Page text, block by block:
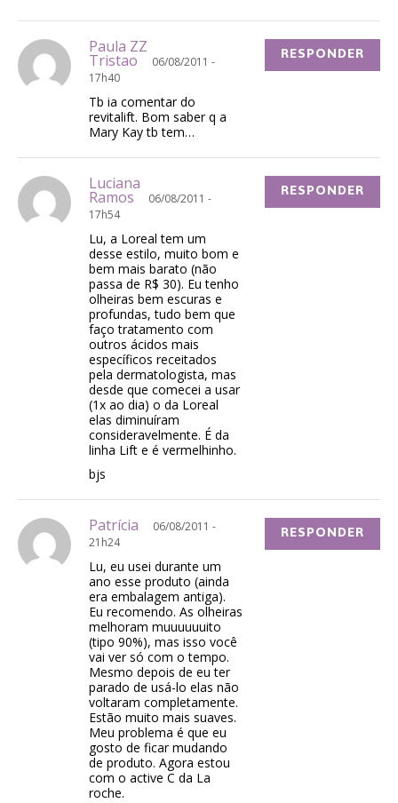
Paula ZZ
Tristao
06/08/2011 -
17h40
Tb ia comentar do
revitalift. Bom saber q a
Mary Kay tb tem…
RESPONDER
Luciana
Ramos
06/08/2011 -
17h54
Lu, a Loreal tem um
desse estilo, muito bom e
bem mais barato (não
passa de R$ 30). Eu tenho
olheiras bem escuras e
profundas, tudo bem que
faço tratamento com
outros ácidos mais
específicos receitados
pela dermatologista, mas
desde que comecei a usar
(1x ao dia) o da Loreal
elas diminuíram
consideravelmente. É da
linha Lift e é vermelhinho.
bjs
RESPONDER
Patrícia
06/08/2011 -
21h24
Lu, eu usei durante um
ano esse produto (ainda
era embalagem antiga).
Eu recomendo. As olheiras
melhoram muuuuuuito
(tipo 90%), mas isso você
vai ver só com o tempo.
Mesmo depois de eu ter
parado de usá-lo elas não
voltaram completamente.
Estão muito mais suaves.
Meu problema é que eu
gosto de ficar mudando
de produto. Agora estou
com o active C da La
roche.
RESPONDER